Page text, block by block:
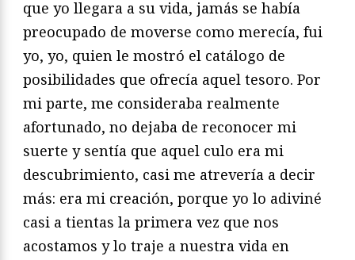
que yo llegara a su vida, jamás se había
preocupado de moverse como merecía, fui
yo, yo, quien le mostró el catálogo de
posibilidades que ofrecía aquel tesoro. Por
mi parte, me consideraba realmente
afortunado, no dejaba de reconocer mi
suerte y sentía que aquel culo era mi
descubrimiento, casi me atrevería a decir
más: era mi creación, porque yo lo adiviné
casi a tientas la primera vez que nos
acostamos y lo traje a nuestra vida en